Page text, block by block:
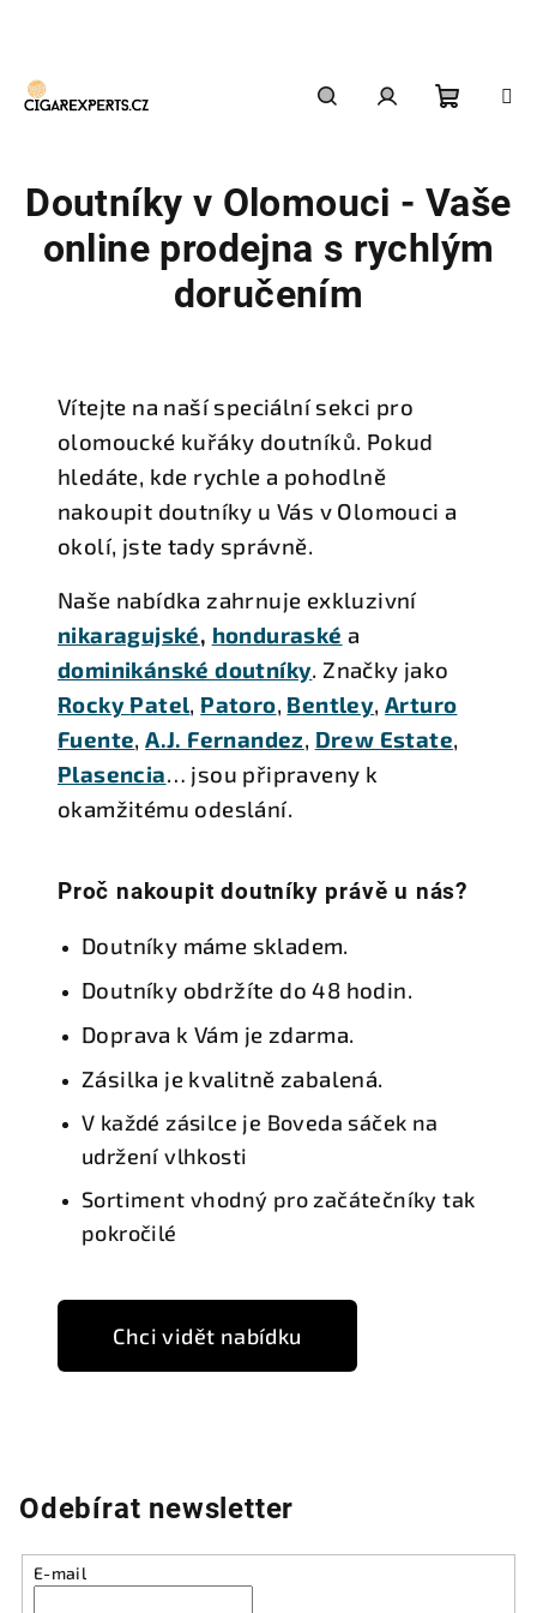
košík
Doutníky v Olomouci - Vaše
online prodejna s rychlým
doručením
Vítejte na naší speciální sekci pro
olomoucké kuřáky doutníků. Pokud
hledáte, kde rychle a pohodlně
nakoupit doutníky u Vás v Olomouci a
okolí, jste tady správně.
Naše nabídka zahrnuje exkluzivní
nikaragujské, honduraské a
dominikánské doutníky. Značky jako
Rocky Patel, Patoro, Bentley,Arturo
Fuente,A.J. Fernandez, Drew Estate,
Plasencia… jsou připraveny k
okamžitému odeslání.
Proč nakoupit doutníky právě u nás?
Doutníky máme skladem.
Doutníky obdržíte do 48 hodin.
Doprava k Vám je zdarma.
Zásilka je kvalitně zabalená.
V každé zásilce je Boveda sáček na
udržení vlhkosti
Sortiment vhodný pro začátečníky tak
pokročilé
Chci vidět nabídku
Odebírat newsletter
E-mail